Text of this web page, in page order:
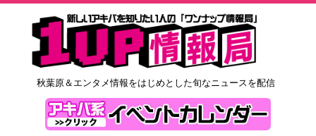
秋葉原＆エンタメ情報をはじめとした旬なニュースを配信